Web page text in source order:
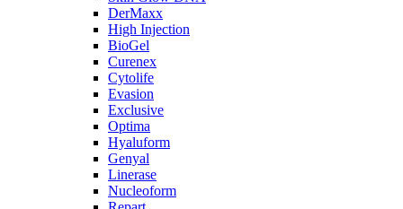
DerMaxx
High Injection
BioGel
Curenex
Cytolife
Evasion
Exclusive
Optima
Hyaluform
Genyal
Linerase
Nucleoform